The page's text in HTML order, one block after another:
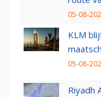
05-08-
KLM
05-08-
Riyadh